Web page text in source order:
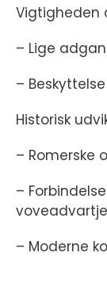
Vigtigheden
– Lige
–
Historisk
– Romerske
–
– Moderne